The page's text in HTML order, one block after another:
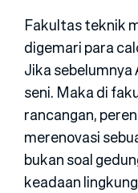
Fakultas teknik
digemari para
Jika sebelumnya
seni. Maka di
rancangan,
merenovasi
bukan soal
keadaan